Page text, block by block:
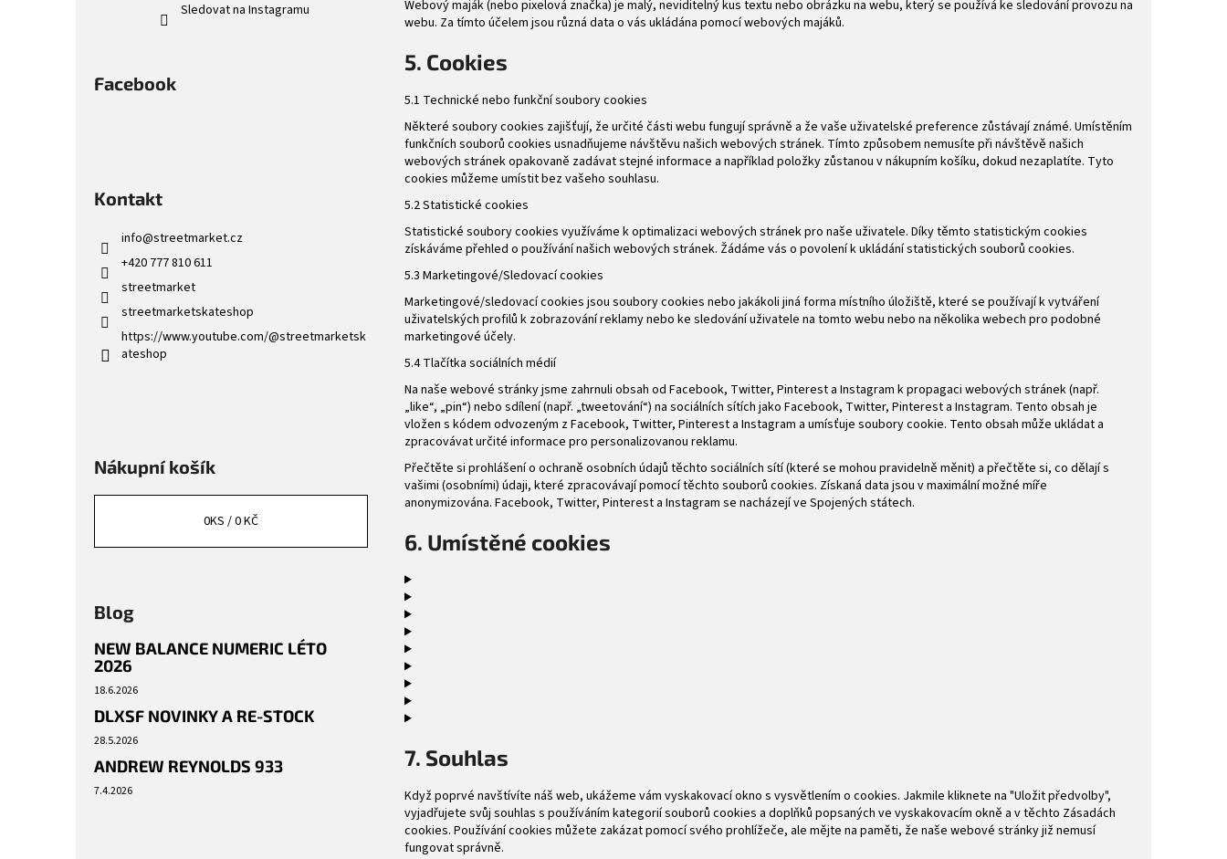
Sledovat na Instagramu
Facebook
Kontakt
info@streetmarket.cz
+420 777 810 611
streetmarket
streetmarketskateshop
https://www.youtube.com/@streetmarketsk
ateshop
Nákupní košík
0KS /0 KČ
Blog
NEW BALANCE NUMERIC LÉTO
2026
18.6.2026
DLXSF NOVINKY A RE-STOCK
28.5.2026
ANDREW REYNOLDS 933
7.4.2026
Webový maják (nebo pixelová značka) je malý, neviditelný kus textu nebo obrázku na webu, který se používá ke sledování provozu na
webu. Za tímto účelem jsou různá data o vás ukládána pomocí webových majáků.
5. Cookies
5.1 Technické nebo funkční soubory cookies
Některé soubory cookies zajišťují, že určité části webu fungují správně a že vaše uživatelské preference zůstávají známé. Umístěním
funkčních souborů cookies usnadňujeme návštěvu našich webových stránek. Tímto způsobem nemusíte při návštěvě našich
webových stránek opakovaně zadávat stejné informace a například položky zůstanou v nákupním košíku, dokud nezaplatíte. Tyto
cookies můžeme umístit bez vašeho souhlasu.
5.2 Statistické cookies
Statistické soubory cookies využíváme k optimalizaci webových stránek pro naše uživatele. Díky těmto statistickým cookies
získáváme přehled o používání našich webových stránek. Žádáme vás o povolení k ukládání statistických souborů cookies.
5.3 Marketingové/Sledovací cookies
Marketingové/sledovací cookies jsou soubory cookies nebo jakákoli jiná forma místního úložiště, které se používají k vytváření
uživatelských profilů k zobrazování reklamy nebo ke sledování uživatele na tomto webu nebo na několika webech pro podobné
marketingové účely.
5.4 Tlačítka sociálních médií
Na naše webové stránky jsme zahrnuli obsah od Facebook, Twitter, Pinterest a Instagram k propagaci webových stránek (např.
„like“, „pin“) nebo sdílení (např. „tweetování“) na sociálních sítích jako Facebook, Twitter, Pinterest a Instagram. Tento obsah je
vložen s kódem odvozeným z Facebook, Twitter, Pinterest a Instagram a umísťuje soubory cookie. Tento obsah může ukládat a
zpracovávat určité informace pro personalizovanou reklamu.
Přečtěte si prohlášení o ochraně osobních údajů těchto sociálních sítí (které se mohou pravidelně měnit) a přečtěte si, co dělají s
vašimi (osobními) údaji, které zpracovávají pomocí těchto souborů cookies. Získaná data jsou v maximální možné míře
anonymizována. Facebook, Twitter, Pinterest a Instagram se nacházejí ve Spojených státech.
6. Umístěné cookies
7. Souhlas
Když poprvé navštívíte náš web, ukážeme vám vyskakovací okno s vysvětlením o cookies. Jakmile kliknete na "Uložit předvolby",
vyjadřujete svůj souhlas s používáním kategorií souborů cookies a doplňků popsaných ve vyskakovacím okně a v těchto Zásadách
cookies. Používání cookies můžete zakázat pomocí svého prohlížeče, ale mějte na paměti, že naše webové stránky již nemusí
fungovat správně.